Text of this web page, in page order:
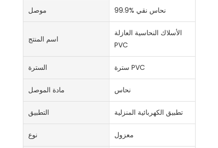
موصل 99.9% نحاس نقي
اسم المنتج
الأسلاك النحاسية العازلة
PVC
السترة سترة PVC
مادة الموصل نحاس
التطبيق تطبيق الكهربائية المنزلية
نوع معزول